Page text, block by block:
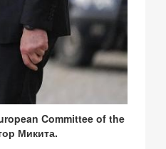
Committee of the
Микита.